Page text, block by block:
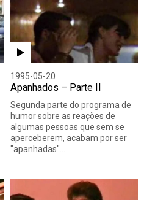
1995-05-20
Apanhados – Parte II
Segunda parte do programa de
humor sobre as reações de
algumas pessoas que sem se
aperceberem, acabam por ser
"apanhadas"…